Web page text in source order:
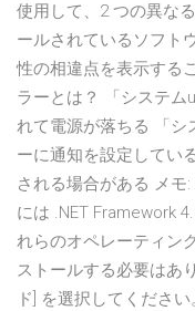
使用して、2 つの異な
ールされているソフト
性の相違点を表示する
ラーとは？ 「システム
れて電源が落ちる 「シ
ーに通知を設定してい
される場合がある メモ
には .NET Framework
れらのオペレーティン
ストールする必要はあ
ド] を選択してくださ